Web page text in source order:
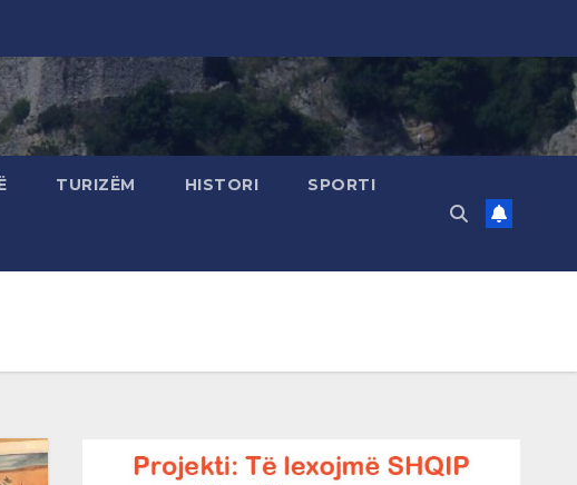
TURIZËM HISTORI SPORTI